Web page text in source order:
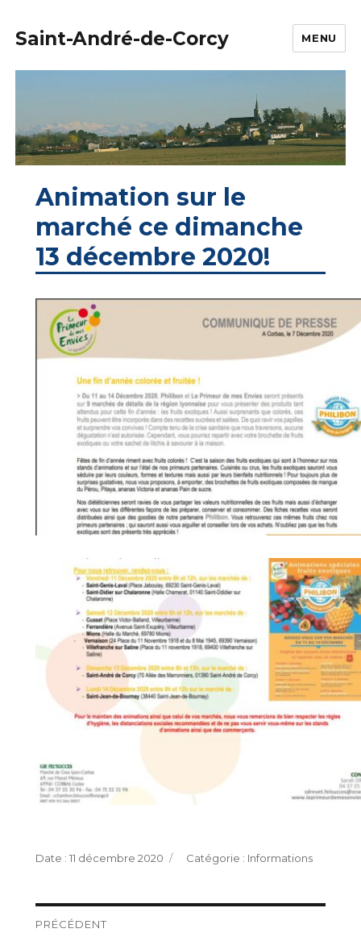
Saint-André-de-Corcy MENU
Animation sur le
marché ce dimanche
13 décembre 2020!
Publié
11 décembre 2020 Catégories
Informations
Navigation
PRÉCÉDENT